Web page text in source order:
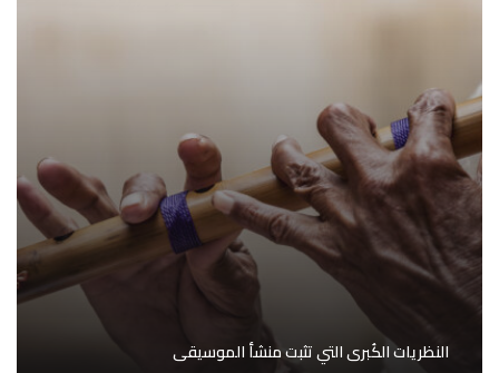
النظريات الكُبرى التي تثبت منشأ الموسيقى